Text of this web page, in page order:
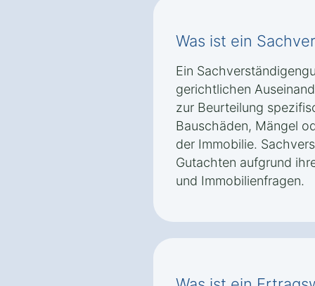
Was ist ein
Ein
gerichtlichen
zur Beurteilung
Bauschäden, Mängel
der Immobilie.
Gutachten aufgrund
und Immobilienfragen.